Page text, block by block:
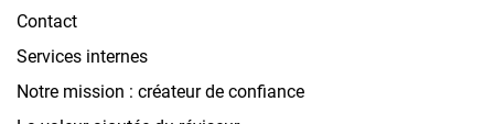
Contact
Services internes
Notre mission : créateur de confiance